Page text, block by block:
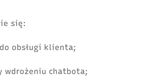
się:
obsługi klienta;
wdrożeniu chatbota;